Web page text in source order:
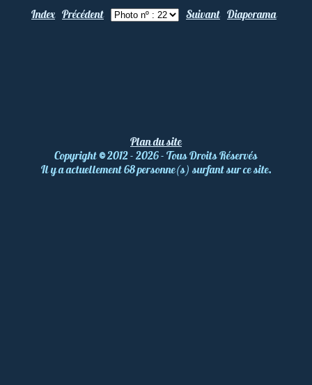
Index Précédent Suivant Diaporama
Plan du site
Copyright©2012 - 2026 - Tous Droits Réservés
Il y a actuellement 68 personne(s) surfant sur ce site.